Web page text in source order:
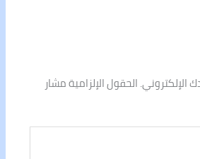
الإلكتروني.الحقول الإلزامية مشار